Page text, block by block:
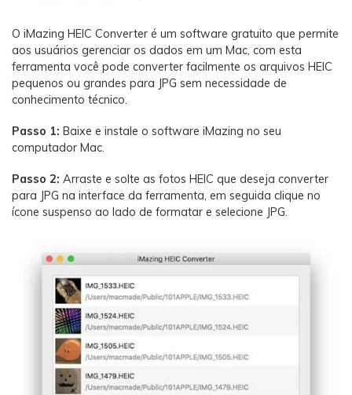
O iMazing HEIC Converter é um software gratuito que permite
aos usuários gerenciar os dados em um Mac, com esta
ferramenta você pode converter facilmente os arquivos HEIC
pequenos ou grandes para JPG sem necessidade de
conhecimento técnico.
Passo 1: Baixe e instale o software iMazing no seu
computador Mac.
Passo 2: Arraste e solte as fotos HEIC que deseja converter
para JPG na interface da ferramenta, em seguida clique no
ícone suspenso ao lado de formatar e selecione JPG.